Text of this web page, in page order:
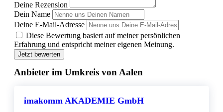
Deine Rezension
Dein Name
Deine E-Mail-Adresse
Diese Bewertung basiert auf meiner persönlichen
Erfahrung und entspricht meiner eigenen Meinung.
Jetzt bewerten
Anbieter im Umkreis von Aalen
imakomm AKADEMIE GmbH